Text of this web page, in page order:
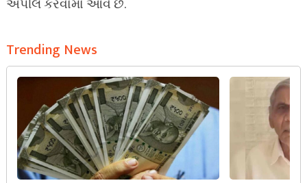
અપીલ કરવામાં આવે છે.
Trending News